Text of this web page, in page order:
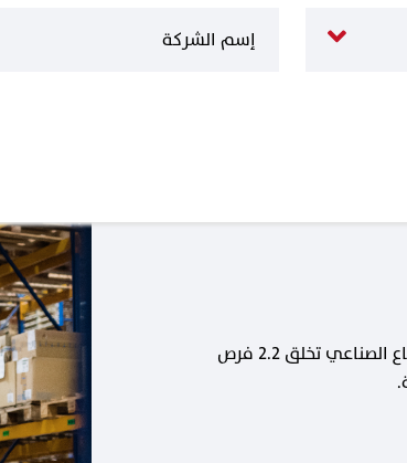
كل وظيفة جديدة في القطاع الصناعي تخلق 2.2 فرص